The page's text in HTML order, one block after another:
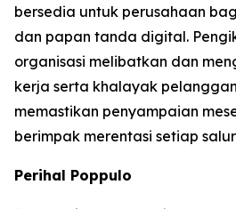
bersedia untuk perusahaan
dan papan tanda digital.
organisasi melibatkan dan
kerja serta khalayak
memastikan penyampaian
berimpak merentasi setiap
Perihal Poppulo